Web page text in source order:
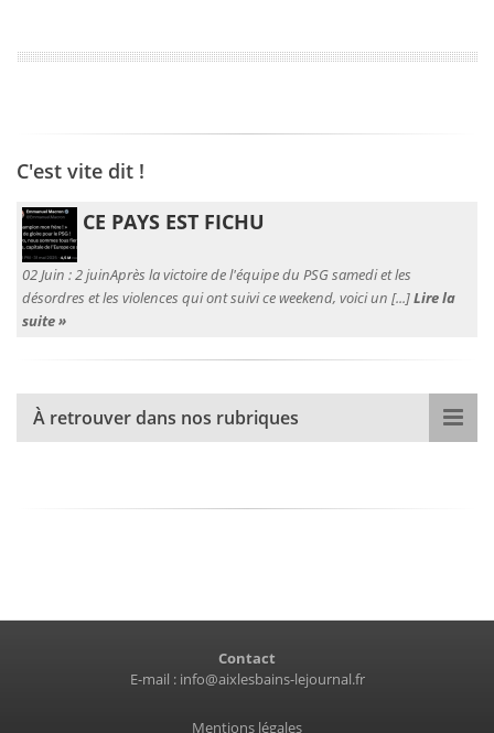
C'est vite dit !
CE PAYS EST FICHU
02 Juin :2 juinAprès la victoire de l'équipe du PSG samedi et les
désordres et les violences qui ont suivi ce weekend, voici un [...]Lire la
suite »
À retrouver dans nos rubriques
Contact
E-mail : info@aixlesbains-lejournal.fr
Mentions légales